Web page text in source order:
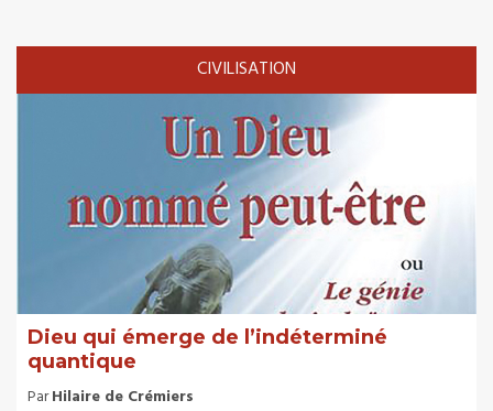
CIVILISATION
Dieu qui émerge de l’indéterminé
quantique
ParHilaire de Crémiers